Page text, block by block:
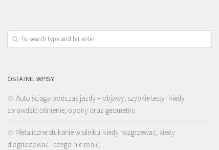
OSTATNIE WPISY
Auto ściąga podczas jazdy – objawy, szybkie testy i kiedy
sprawdzić ciśnienie, opony oraz geometrię
Metaliczne stukanie w silniku: kiedy rozgrzewać, kiedy
diagnozować i czego nie robić